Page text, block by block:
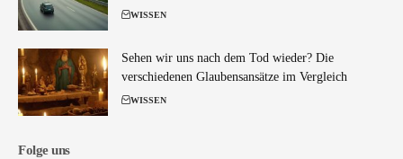
WISSEN
Sehen wir uns nach dem Tod wieder? Die
verschiedenen Glaubensansätze im Vergleich
WISSEN
Folge uns